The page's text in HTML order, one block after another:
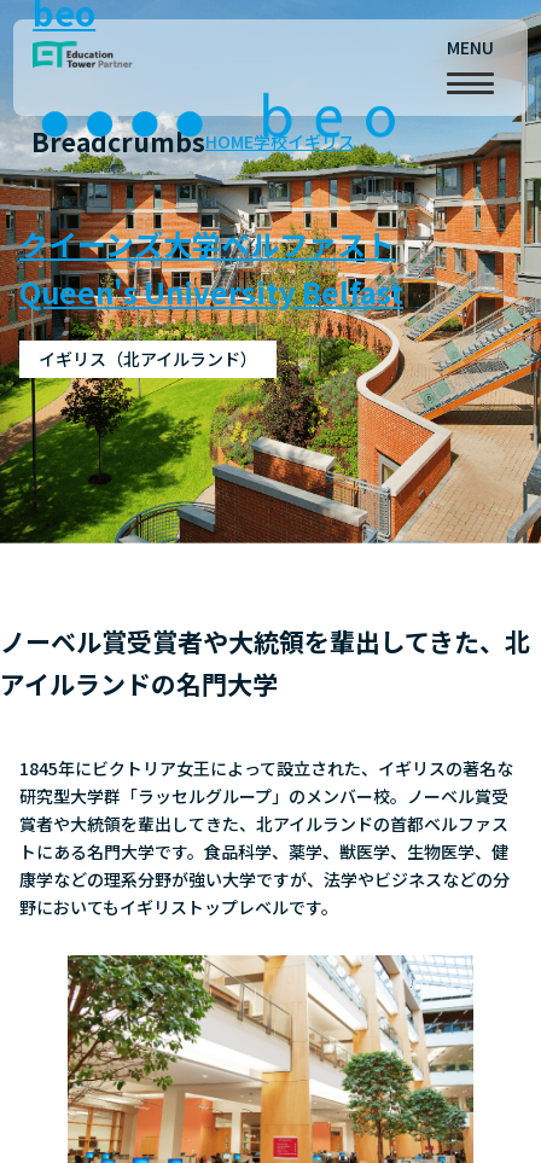
beo
MENU
BreadcrumbsHOME学校イギリス
クイーンズ大学ベルファスト
Queen's University Belfast
イギリス（北アイルランド）
ノーベル賞受賞者や大統領を輩出してきた、北
アイルランドの名門大学
1845年にビクトリア女王によって設立された、イギリスの著名な
研究型大学群「ラッセルグループ」のメンバー校。ノーベル賞受
賞者や大統領を輩出してきた、北アイルランドの首都ベルファス
トにある名門大学です。食品科学、薬学、獣医学、生物医学、健
康学などの理系分野が強い大学ですが、法学やビジネスなどの分
野においてもイギリストップレベルです。